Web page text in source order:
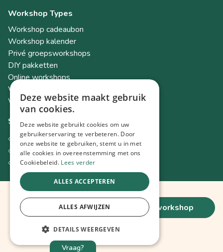
49,- € / pers. boek deze workshop
toon meer ↑
Workshop Types
Workshop cadeaubon
Workshop kalender
Privé groepsworkshops
DIY pakketten
Online workshops
Workshops als teambuilding
Workshop Academy
Socials
Instagram
Facebook
TikTok
© 2026 Spot Workshops
Lowta BV
BE0726603244
Stuivenbergbaan 83, 2800 Mechelen, BE
Privacy & Cookiebeleid
Vraag?
Deze website maakt gebruik
van cookies.
Deze website gebruikt cookies om uw
gebruikerservaring te verbeteren. Door
onze website te gebruiken, stemt u in met
alle cookies in overeenstemming met ons
Cookiebeleid. Lees verder
ALLES ACCEPTEREN
ALLES AFWIJZEN
DETAILS WEERGEVEN